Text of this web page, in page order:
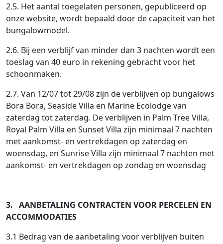
2.5. Het aantal toegelaten personen, gepubliceerd op
onze website, wordt bepaald door de capaciteit van het
bungalowmodel.
2.6. Bij een verblijf van minder dan 3 nachten wordt een
toeslag van 40 euro in rekening gebracht voor het
schoonmaken.
2.7. Van 12/07 tot 29/08 zijn de verblijven op bungalows
Bora Bora, Seaside Villa en Marine Ecolodge van
zaterdag tot zaterdag. De verblijven in Palm Tree Villa,
Royal Palm Villa en Sunset Villa zijn minimaal 7 nachten
met aankomst- en vertrekdagen op zaterdag en
woensdag, en Sunrise Villa zijn minimaal 7 nachten met
aankomst- en vertrekdagen op zondag en woensdag
3. AANBETALING CONTRACTEN VOOR PERCELEN EN
ACCOMMODATIES
3.1 Bedrag van de aanbetaling voor verblijven buiten